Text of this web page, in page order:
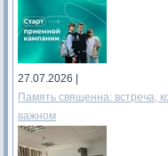
27.07.2026 |
Память священна: встреча,
важном